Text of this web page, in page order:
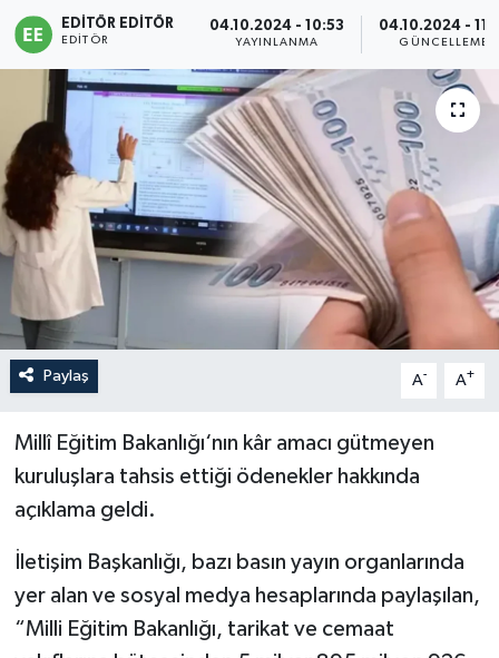
EDITÖR EDITÖR
EDITÖR
04.10.2024 - 10:53
YAYINLANMA
04.10.2024 -
GÜNCELLEME
Paylaş A- A+
Millî Eğitim Bakanlığı‘nın kâr amacı gütmeyen
kuruluşlara tahsis ettiği ödenekler hakkında
açıklama geldi.
İletişim Başkanlığı, bazı basın yayın organlarında
yer alan ve sosyal medya hesaplarında paylaşılan,
“Milli Eğitim Bakanlığı, tarikat ve cemaat
Sağlık
Siyaset
Spor
Türkiye